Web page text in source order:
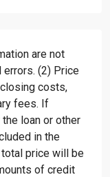
are not
errors. (2) Price
costs,
fees. If
loan or other
in the
price will be
of credit